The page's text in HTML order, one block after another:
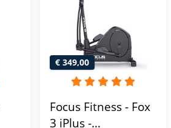
€ 349,00
Focus Fitness - Fox
3 iPlus -